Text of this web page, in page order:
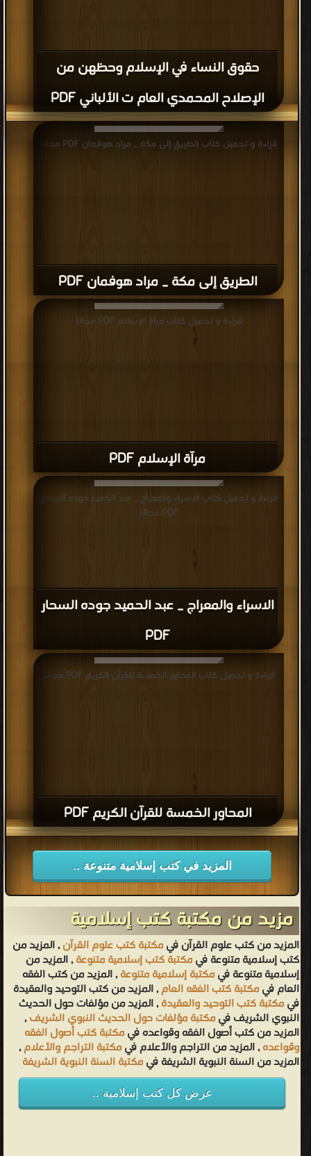
حقوق النساء في الإسلام وحظهن من
الإصلاح المحمدي العام ت الألباني PDF
الطريق إلى مكة _ مراد هوفمان PDF
قراءة و تحميل كتاب الطريق إلى مكة _ مراد هوفمان PDF مجانا
مرآة الإسلام PDF
قراءة و تحميل كتاب مرآة الإسلام PDF مجانا
الاسراء والمعراج _ عبد الحميد جوده السحار
PDF
قراءة و تحميل كتاب الاسراء والمعراج _ عبد الحميد جوده السحار
PDF مجانا
المحاور الخمسة للقرآن الكريم PDF
قراءة و تحميل كتاب المحاور الخمسة للقرآن الكريم PDF مجانا
المزيد في كتب إسلامية متنوعة ..
مزيد من مكتبة كتب إسلامية
المزيد من كتب علوم القرآن فيمكتبة كتب علوم القرآن, المزيد من
كتب إسلامية متنوعة فيمكتبة كتب إسلامية متنوعة, المزيد من
إسلامية متنوعة فيمكتبة إسلامية متنوعة, المزيد من كتب الفقه
العام فيمكتبة كتب الفقه العام, المزيد من كتب التوحيد والعقيدة
فيمكتبة كتب التوحيد والعقيدة, المزيد من مؤلفات حول الحديث
النبوي الشريف فيمكتبة مؤلفات حول الحديث النبوي الشريف,
المزيد من كتب أصول الفقه وقواعده فيمكتبة كتب أصول الفقه
وقواعده, المزيد من التراجم والأعلام فيمكتبة التراجم والأعلام,
المزيد من السنة النبوية الشريفة فيمكتبة السنة النبوية الشريفة
عرض كل كتب إسلامية ..